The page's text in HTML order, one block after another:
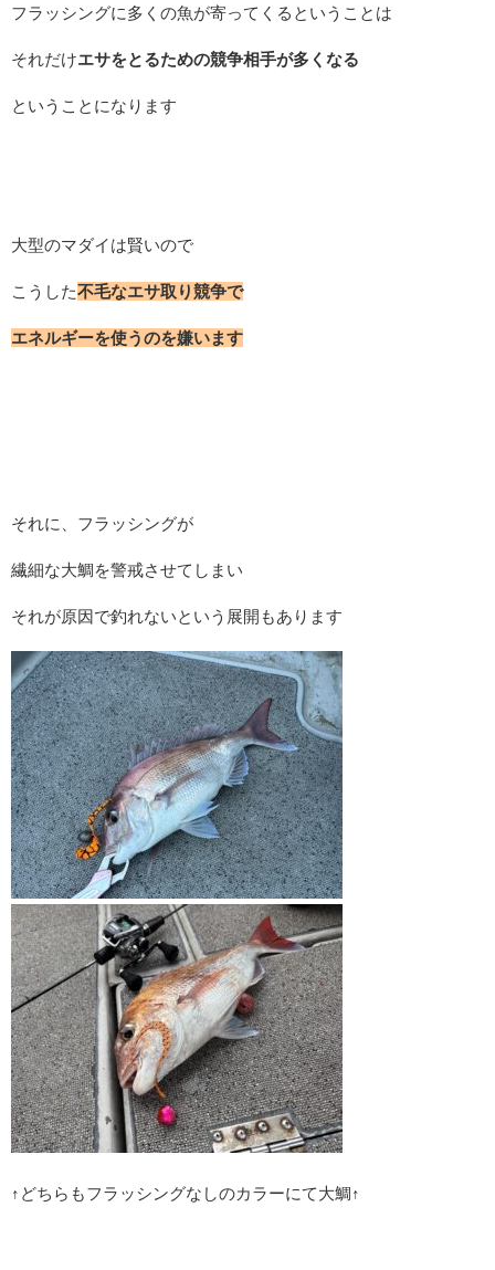
フラッシングに多くの魚が寄ってくるということは
それだけエサをとるための競争相手が多くなる
ということになります
大型のマダイは賢いので
こうした不毛なエサ取り競争で
エネルギーを使うのを嫌います
それに、フラッシングが
繊細な大鯛を警戒させてしまい
それが原因で釣れないという展開もあります
↑どちらもフラッシングなしのカラーにて大鯛↑